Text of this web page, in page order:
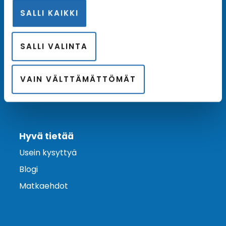
SALLI KAIKKI
SALLI VALINTA
VAIN VÄLTTÄMÄTTÖMÄT
Ota yhteyttä
Asiakaspalvelu
Lähetä tarjouspyyntö
Varaa risteily
Hyvä tietää
Usein kysyttyä
Blogi
Matkaehdot